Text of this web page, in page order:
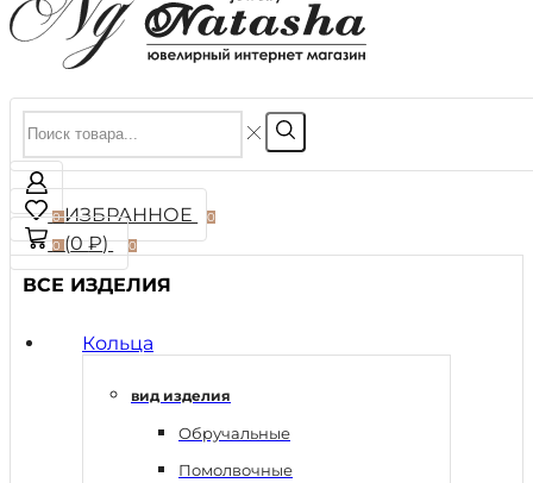
0ИЗБРАННОЕ 0
0(0₽) 0
ВСЕ ИЗДЕЛИЯ
Кольца
вид изделия
Обручальные
Помолвочные